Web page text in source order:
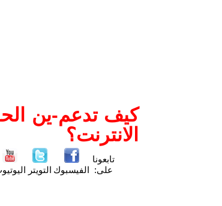
كيف تدعم-ين
الانترنت؟
تابعونا
على: الفيسبوك التويتر